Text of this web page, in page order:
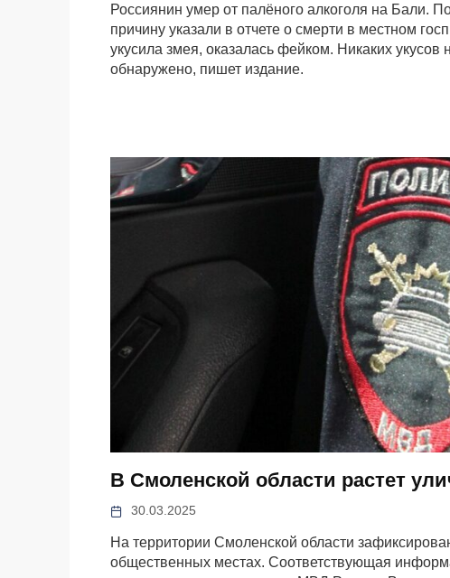
Россиянин умер от палёного алкоголя на Бали.
причину указали в отчете о смерти в местном
укусила змея, оказалась фейком. Никаких укусов
обнаружено, пишет издание.
В Смоленской области растет
30.03.2025
На территории Смоленской области
общественных местах. Соответствующая